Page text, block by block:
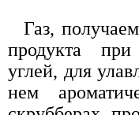
Газ,
продукта
углей, для
нем